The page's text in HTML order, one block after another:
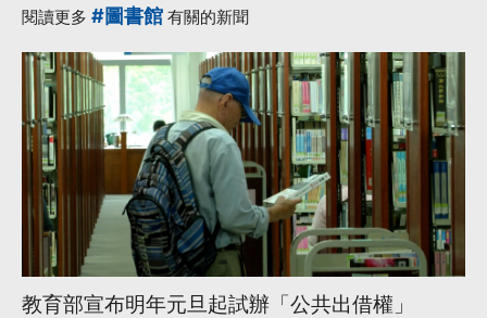
閱讀更多 #圖書館 有關的新聞
教育部宣布明年元旦起試辦「公共出借權」